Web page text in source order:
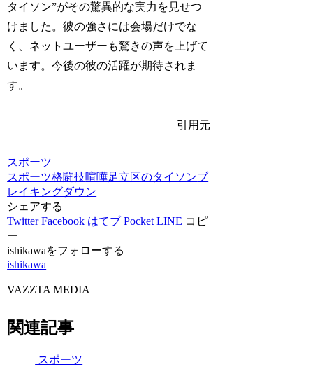
タイソン”がその驚異的な実力を見せつ
けました。彼の強さには会場だけでな
く、ネットユーザーも驚きの声を上げて
います。今後の彼の活躍が期待されま
す。
引用元
スポーツ
スポーツ格闘技喧嘩足立区のタイソンブ
レイキングダウン
シェアする
Twitter Facebook はてブ Pocket LINE コピ
ー
ishikawaをフォローする
ishikawa
VAZZTA MEDIA
関連記事
スポーツ